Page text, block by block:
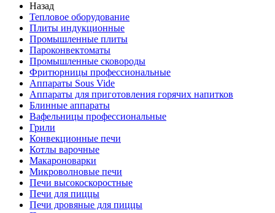
Назад
Тепловое оборудование
Плиты индукционные
Промышленные плиты
Пароконвектоматы
Промышленные сковороды
Фритюрницы профессиональные
Аппараты Sous Vide
Аппараты для приготовления горячих напитков
Блинные аппараты
Вафельницы профессиональные
Грили
Конвекционные печи
Котлы варочные
Макароноварки
Микроволновые печи
Печи высокоскоростные
Печи для пиццы
Печи дровяные для пиццы